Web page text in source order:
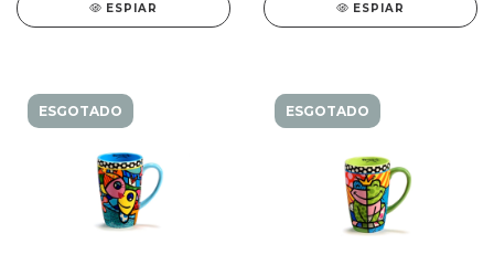
ESPIAR ESPIAR
ESGOTADO ESGOTADO